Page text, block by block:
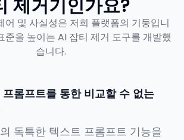
제거기인가요?
어 및 사실성은 저희 플랫폼의 기둥입니
준을 높이는 AI 잡티 제거 도구를 개발했
습니다.
프롬프트를 통한 비교할 수 없는
독특한 텍스트 프롬프트 기능을